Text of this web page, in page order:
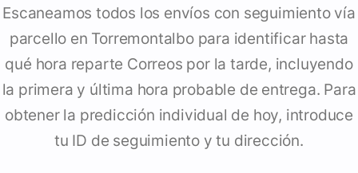
Escaneamos todos los envíos con seguimiento vía
parcello en Torremontalbo para identificar hasta
qué hora reparte Correos por la tarde, incluyendo
la primera y última hora probable de entrega. Para
obtener la predicción individual de hoy, introduce
tu ID de seguimiento y tu dirección.